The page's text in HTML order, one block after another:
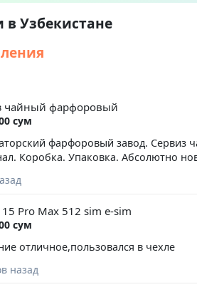
в Узбекистане
чайный фарфоровый
сум
фарфоровый завод. Сервиз
Коробка. Упаковка. Абсолютно
Pro Max 512 sim e-sim
сум
отличное,пользовался в чехле
назад